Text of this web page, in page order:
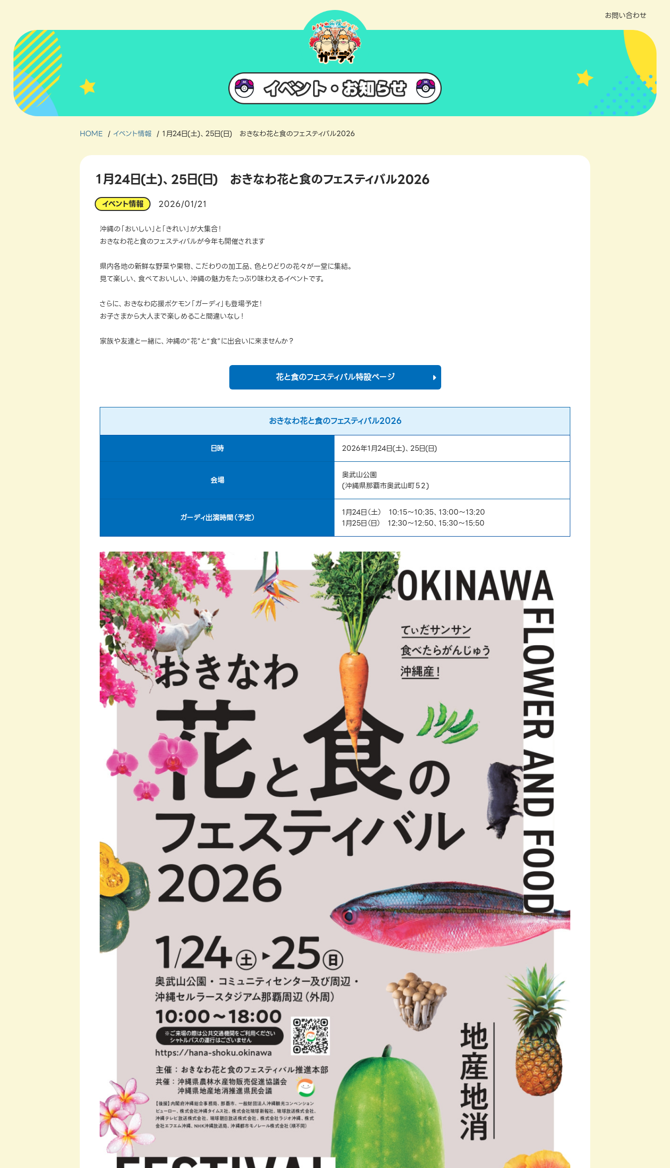
お問い合わせ
HOME イベント情報 １月24日(土)、25日(日) おきなわ花と食のフェスティバル2026
１月24日(土)、25日(日) おきなわ花と食のフェスティバル2026
イベント情報 2026/01/21
沖縄の「おいしい」と「きれい」が大集合！
おきなわ花と食のフェスティバルが今年も開催されます
県内各地の新鮮な野菜や果物、こだわりの加工品、色とりどりの花々が一堂に集結。
見て楽しい、食べておいしい、沖縄の魅力をたっぷり味わえるイベントです。
さらに、おきなわ応援ポケモン「ガーディ」も登場予定！
お子さまから大人まで楽しめること間違いなし！
家族や友達と一緒に、沖縄の“花”と“食”に出会いに来ませんか？
花と食のフェスティバル特設ページ
おきなわ花と食のフェスティバル2026
日時 2026年1月24日(土)、25日(日)
会場
奥武山公園
(沖縄県那覇市奥武山町５２)
ガーディ出演時間（予定）
1月24日（土） 10:15～10:35、13:00～13:20
1月25日（日） 12:30～12:50、15:30～15:50